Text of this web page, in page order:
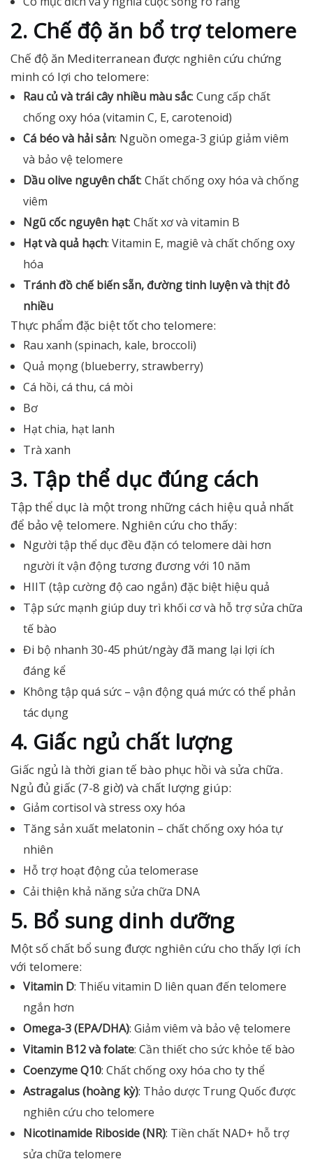
2. Chế độ ăn bổ trợ telomere
Chế độ ăn Mediterranean được nghiên cứu chứng
minh có lợi cho telomere:
Rau củ và trái cây nhiều màu sắc: Cung cấp chất
chống oxy hóa (vitamin C, E, carotenoid)
Cá béo và hải sản: Nguồn omega-3 giúp giảm viêm
và bảo vệ telomere
Dầu olive nguyên chất: Chất chống oxy hóa và chống
viêm
Ngũ cốc nguyên hạt: Chất xơ và vitamin B
Hạt và quả hạch: Vitamin E, magiê và chất chống oxy
hóa
Tránh đồ chế biến sẵn, đường tinh luyện và thịt đỏ
nhiều
Thực phẩm đặc biệt tốt cho telomere:
Rau xanh (spinach, kale, broccoli)
Quả mọng (blueberry, strawberry)
Cá hồi, cá thu, cá mòi
Bơ
Hạt chia, hạt lanh
Trà xanh
3. Tập thể dục đúng cách
Tập thể dục là một trong những cách hiệu quả nhất
để bảo vệ telomere. Nghiên cứu cho thấy:
Người tập thể dục đều đặn có telomere dài hơn
người ít vận động tương đương với 10 năm
HIIT (tập cường độ cao ngắn) đặc biệt hiệu quả
Tập sức mạnh giúp duy trì khối cơ và hỗ trợ sửa chữa
tế bào
Đi bộ nhanh 30-45 phút/ngày đã mang lại lợi ích
đáng kể
Không tập quá sức – vận động quá mức có thể phản
tác dụng
4. Giấc ngủ chất lượng
Giấc ngủ là thời gian tế bào phục hồi và sửa chữa.
Ngủ đủ giấc (7-8 giờ) và chất lượng giúp:
Giảm cortisol và stress oxy hóa
Tăng sản xuất melatonin – chất chống oxy hóa tự
nhiên
Hỗ trợ hoạt động của telomerase
Cải thiện khả năng sửa chữa DNA
5. Bổ sung dinh dưỡng
Một số chất bổ sung được nghiên cứu cho thấy lợi ích
với telomere:
Vitamin D: Thiếu vitamin D liên quan đến telomere
ngắn hơn
Omega-3 (EPA/DHA): Giảm viêm và bảo vệ telomere
Vitamin B12 và folate: Cần thiết cho sức khỏe tế bào
Coenzyme Q10: Chất chống oxy hóa cho ty thể
Astragalus (hoàng kỳ): Thảo dược Trung Quốc được
nghiên cứu cho telomere
Nicotinamide Riboside (NR): Tiền chất NAD+ hỗ trợ
sửa chữa telomere